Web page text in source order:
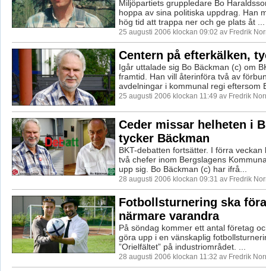
Miljöpartiets gruppledare Bo
hoppa av sina politiska uppdrag. Han
hög tid att trappa ner och ge plats åt ...
25 augusti 2006 klockan 09:02 av Fredrik
Centern på efterkälken,
Igår uttalade sig Bo Bäckman (c) om
framtid. Han vill återinföra två av
avdelningar i kommunal regi eftersom
25 augusti 2006 klockan 11:49 av Fredrik
Ceder missar helheten i
tycker Bäckman
BKT-debatten fortsätter. I förra veckan
två chefer inom Bergslagens
upp sig. Bo Bäckman (c) har ifrå...
28 augusti 2006 klockan 09:31 av Fredrik
Fotbollsturnering ska
närmare varandra
På söndag kommer ett antal företag
göra upp i en vänskaplig
”Orielfältet” på industriområdet. ...
28 augusti 2006 klockan 11:32 av Fredrik